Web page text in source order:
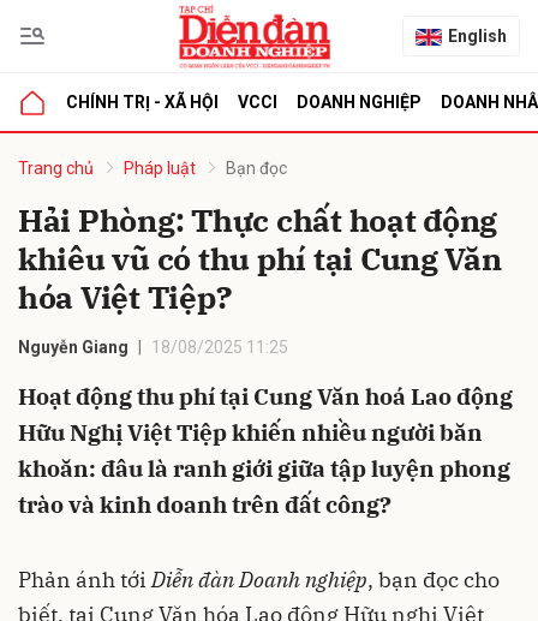
English
CHÍNH TRỊ - XÃ HỘI VCCI DOANH NGHIỆP DOANH
Trang chủ Pháp luật Bạn đọc
Hải Phòng: Thực chất hoạt động
khiêu vũ có thu phí tại Cung Văn
hóa Việt Tiệp?
Nguyễn Giang 18/08/2025 11:25
Hoạt động thu phí tại Cung Văn hoá Lao động
Hữu Nghị Việt Tiệp khiến nhiều người băn
khoăn: đâu là ranh giới giữa tập luyện phong
trào và kinh doanh trên đất công?
Phản ánh tớiDiễn đàn Doanh nghiệp, bạn đọc cho
biết, tại Cung Văn hóa Lao động Hữu nghị Việt
luận
Hủy